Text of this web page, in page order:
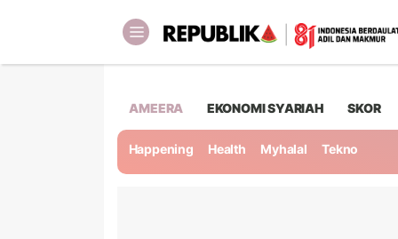
AMEERA EKONOMI SYARIAH SKOR
Happening Health Myhalal Tekno